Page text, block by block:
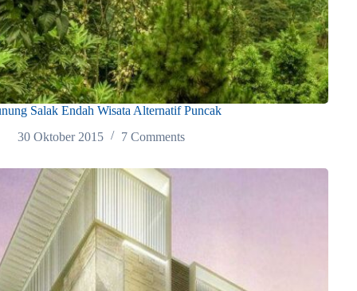
Salak Endah Wisata Alternatif Puncak
30 Oktober 2015
7 Comments